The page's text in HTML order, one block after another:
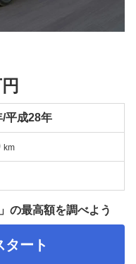
平成28年
km
の最高額を調べよう
タート